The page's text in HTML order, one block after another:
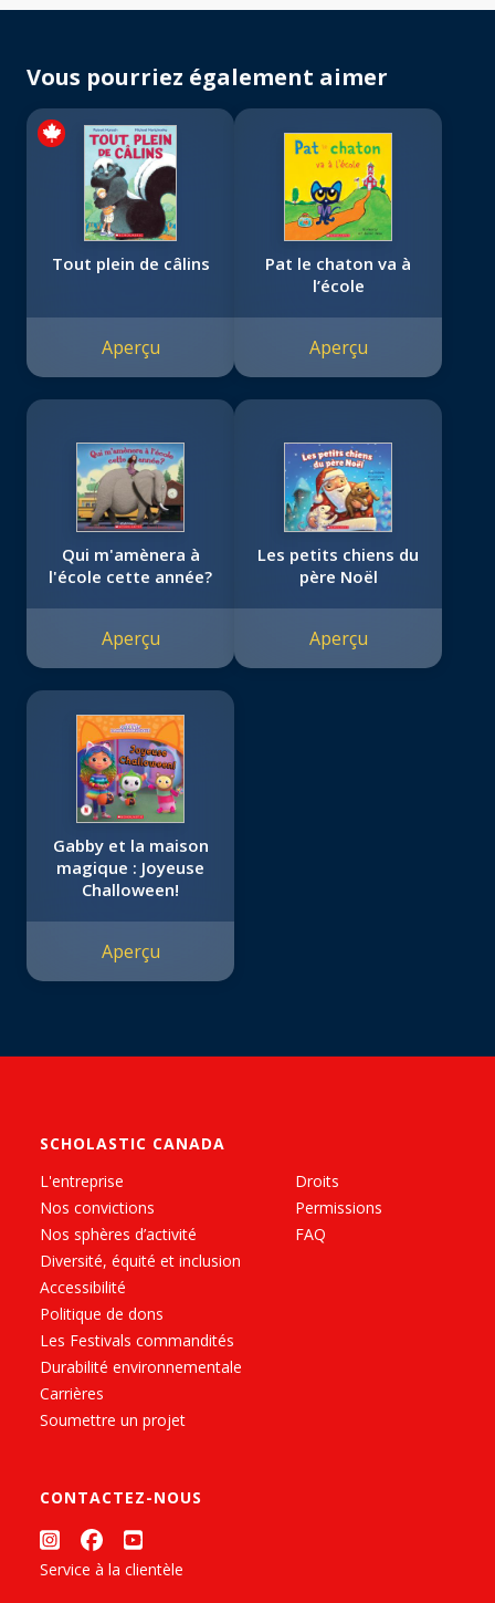
Vous pourriez également aimer
Tout plein de câlins
Aperçu
Pat le chaton va à
l’école
Aperçu
Qui m'amènera à
l'école cette année?
Aperçu
Les petits chiens du
père Noël
Aperçu
Gabby et la maison
magique : Joyeuse
Challoween!
Aperçu
SCHOLASTIC CANADA
L'entreprise
Nos convictions
Nos sphères d’activité
Diversité, équité et inclusion
Accessibilité
Politique de dons
Les Festivals commandités
Durabilité environnementale
Carrières
Soumettre un projet
Droits
Permissions
FAQ
CONTACTEZ-NOUS
Service à la clientèle